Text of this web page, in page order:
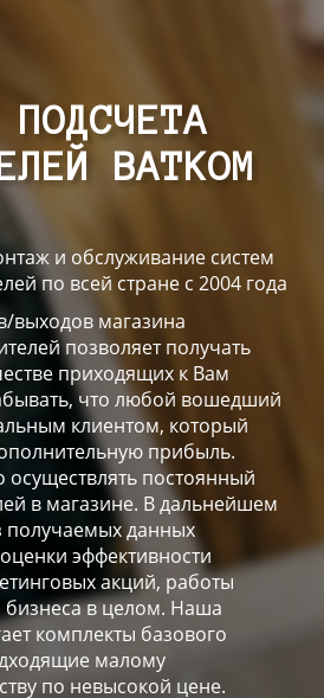
ПОДСЧЕТА
ВАТКОМ
и обслуживание систем
по всей стране с 2004 года
выходов магазина
позволяет получать
приходящих к Вам
что любой вошедший
клиентом, который
прибыль.
осуществлять постоянный
в магазине. В дальнейшем
получаемых данных
эффективности
акций, работы
бизнеса в целом. Наша
комплекты базового
малому
по невысокой цене.